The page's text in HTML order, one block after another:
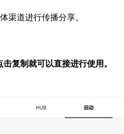
渠道进行传播分享。
复制就可以直接进行使用。